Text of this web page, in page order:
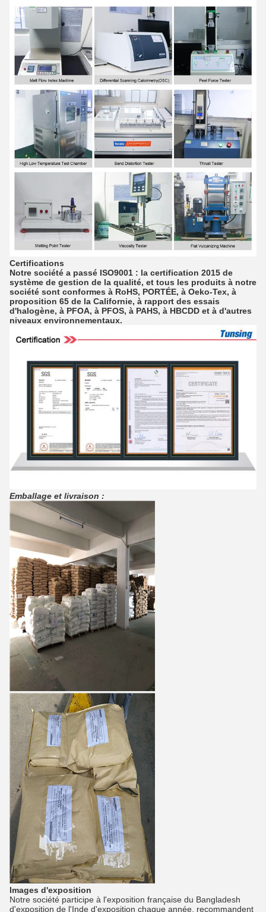
Certifications
Notre société a passé ISO9001 : la certification 2015 de
système de gestion de la qualité, et tous les produits à notre
société sont conformes à RoHS, PORTÉE, à Oeko-Tex, à
proposition 65 de la Californie, à rapport des essais
d'halogène, à PFOA, à PFOS, à PAHS, à HBCDD et à d'autres
niveaux environnementaux.
Emballage et livraison :
Images d'exposition
Notre société participe à l'exposition française du Bangladesh
d'exposition de l'Inde d'exposition chaque année, recommandent